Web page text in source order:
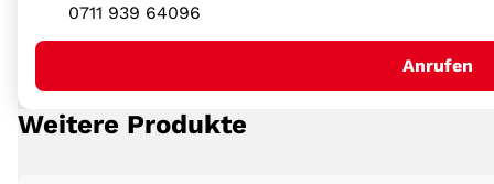
0711 939 64096
Anrufen
Weitere Produkte